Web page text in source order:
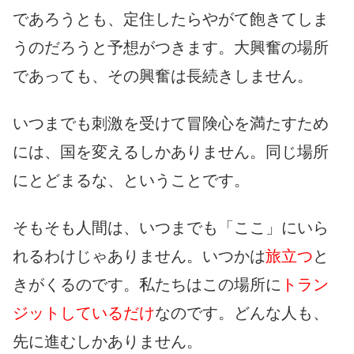
であろうとも、定住したらやがて飽きてしま
うのだろうと予想がつきます。大興奮の場所
であっても、その興奮は長続きしません。
いつまでも刺激を受けて冒険心を満たすため
には、国を変えるしかありません。同じ場所
にとどまるな、ということです。
そもそも人間は、いつまでも「ここ」にいら
れるわけじゃありません。いつかは旅立つと
きがくるのです。私たちはこの場所に トラン
ジットしているだけなのです。どんな人も、
先に進むしかありません。